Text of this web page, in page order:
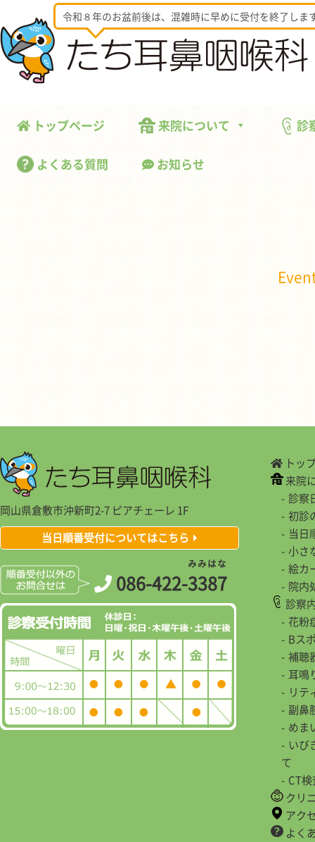
令和８年のお盆前後は、混雑時に早めに受付を終了しま
トップページ 来院について 診
よくある質問 お知らせ
岡山県倉敷市沖新町2-7 ピアチェーレ 1F
当日順番受付についてはこちら
086-422-3
み
3
み
8
は
7
な
トッ
来院
診察
初診
当日
小さ
絵カ
院内
診察
花粉
Bス
補聴
耳鳴
リテ
副鼻
めま
いび
て
CT
クリ
アク
よく